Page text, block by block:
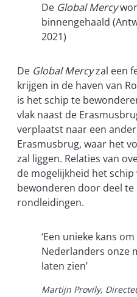
De Global Mercy
binnengehaald
2021)
De Global Mercyzal een
krijgen in de haven van
is het schip te
vlak naast de
verplaatst naar een
Erasmusbrug, waar het
zal liggen. Relaties van
de mogelijkheid het
bewonderen door deel te
rondleidingen.
‘Een unieke kans
Nederlanders onze
laten zien’
Martijn Provily,